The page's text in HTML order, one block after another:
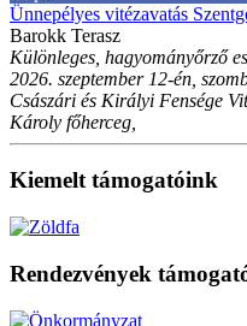
Ünnepélyes vitézavatás
Barokk Terasz
Különleges, hagyományőrző
2026. szeptember 12-én,
Császári és Királyi Fensége
Károly főherceg,
Kiemelt támogatóink
Rendezvények